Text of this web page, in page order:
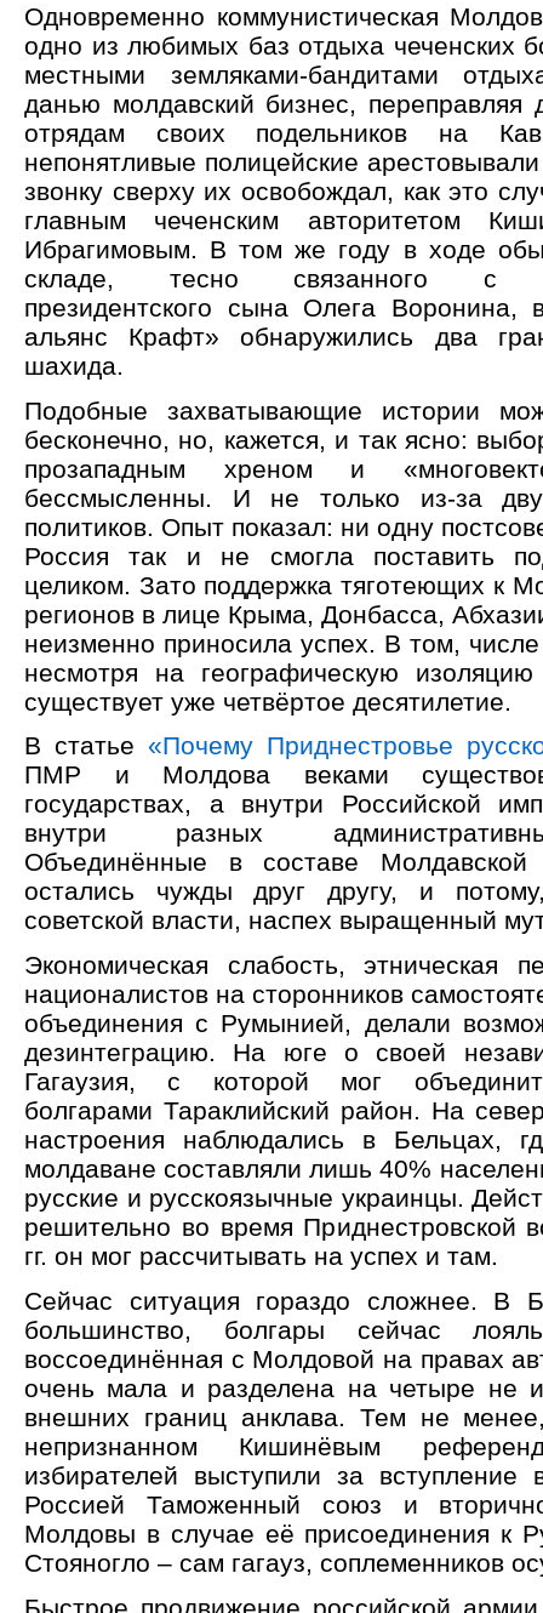
Одновременно коммунистическая
одно из любимых баз отдыха чеченских
местными земляками-бандитами
данью молдавский бизнес, переправляя
отрядам своих подельников на
непонятливые полицейские
звонку сверху их освобождал, как это
главным чеченским авторитетом
Ибрагимовым. В том же году в ходе
складе, тесно связанного с
президентского сына Олега
альянс Крафт» обнаружились два
шахида.
Подобные захватывающие истории
бесконечно, но, кажется, и так ясно:
прозападным хреном и
бессмысленны. И не только из-за
политиков. Опыт показал: ни одну
Россия так и не смогла поставить
целиком. Зато поддержка тяготеющих к
регионов в лице Крыма, Донбасса,
неизменно приносила успех. В том,
несмотря на географическую
существует уже четвёртое десятилетие.
В статье «Почему Приднестровье
ПМР и Молдова веками
государствах, а внутри Российской
внутри разных
Объединённые в составе
остались чужды друг другу, и
советской власти, наспех выращенный
Экономическая слабость, этническая
националистов на сторонников
объединения с Румынией, делали
дезинтеграцию. На юге о своей
Гагаузия, с которой мог
болгарами Тараклийский район. На
настроения наблюдались в Бельцах,
молдаване составляли лишь 40%
русские и русскоязычные украинцы.
решительно во время Приднестровской
гг. он мог рассчитывать на успех и там.
Сейчас ситуация гораздо сложнее. В
большинство, болгары сейчас
воссоединённая с Молдовой на правах
очень мала и разделена на четыре не
внешних границ анклава. Тем не
непризнанном Кишинёвым
избирателей выступили за вступление
Россией Таможенный союз и
Молдовы в случае её присоединения к
Стояногло – сам гагауз, соплеменников
Быстрое продвижение российской